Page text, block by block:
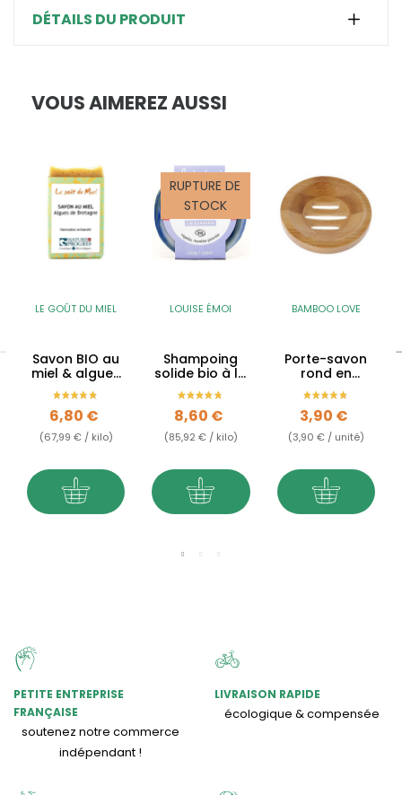
DÉTAILS DU PRODUIT
VOUS AIMEREZ AUSSI
LE GOÛT DU MIEL
Savon BIO au
miel & algues
de Bretagne -
sans huiles
essentielles -...
Prix
6,80 €
(67,99 € / kilo)
RUPTURE DE
STOCK
LOUISE ÉMOI
Shampoing
solide bio à la
nigelle –
L’Alexandrin -
Tous types
de...
Prix
8,60 €
(85,92 € / kilo)
BAMBOO LOVE
Porte-savon
rond en
bambou
Prix
3,90 €
(3,90 € / unité)
PETITE ENTREPRISE
FRANÇAISE
soutenez notre commerce
indépendant !
LIVRAISON RAPIDE
écologique & compensée